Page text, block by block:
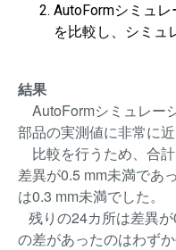
AutoFormシミュ
を比較し、シミュ
結果
AutoFormシミュレー
部品の実測値に非常に
比較を行うため、合計
差異が0.5 mm未満であ
は0.3 mm未満でした。
残りの24カ所は差異
の差があったのはわずか